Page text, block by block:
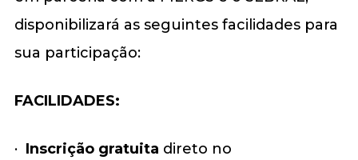
disponibilizará as seguintes facilidades para
sua participação:
FACILIDADES:
· Inscrição gratuita direto no